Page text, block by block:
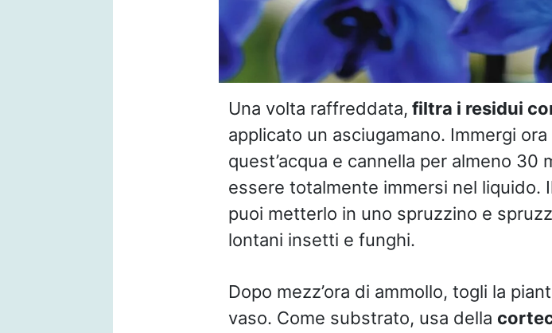
Una volta raffreddata, filtra i residui
applicato un asciugamano. Immergi
quest’acqua e cannella per almeno
essere totalmente immersi nel liquido.
puoi metterlo in uno spruzzino e
lontani insetti e funghi.
Dopo mezz’ora di ammollo, togli la
vaso. Come substrato, usa della